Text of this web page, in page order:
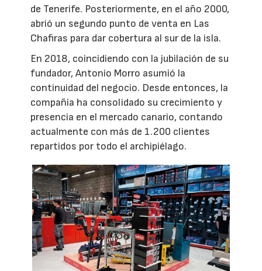
de Tenerife. Posteriormente, en el año 2000,
abrió un segundo punto de venta en Las
Chafiras para dar cobertura al sur de la isla.
En 2018, coincidiendo con la jubilación de su
fundador, Antonio Morro asumió la
continuidad del negocio. Desde entonces, la
compañía ha consolidado su crecimiento y
presencia en el mercado canario, contando
actualmente con más de 1.200 clientes
repartidos por todo el archipiélago.